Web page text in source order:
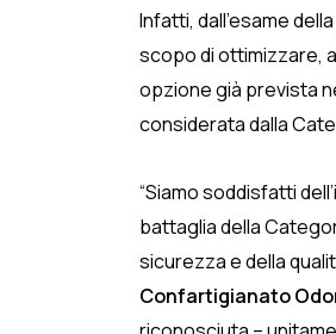
Infatti, dall’esame
scopo di ottimizzare,
opzione già prevista
considerata dalla
“Siamo soddisfatti
battaglia della
sicurezza e della
Confartigianato